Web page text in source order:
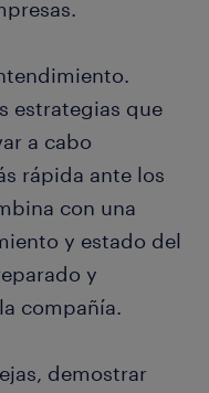
estrategias que
a cabo
rápida ante los
con una
y estado del
y
compañía.
demostrar